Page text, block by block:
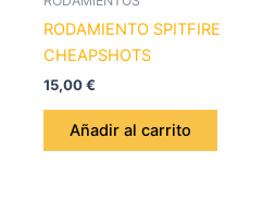
RODAMIENTO SPITFIRE
CHEAPSHOTS
15,00€
Añadir al carrito